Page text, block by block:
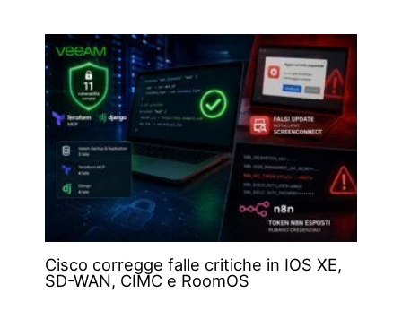
Cisco corregge falle critiche in IOS XE,
SD-WAN, CIMC e RoomOS